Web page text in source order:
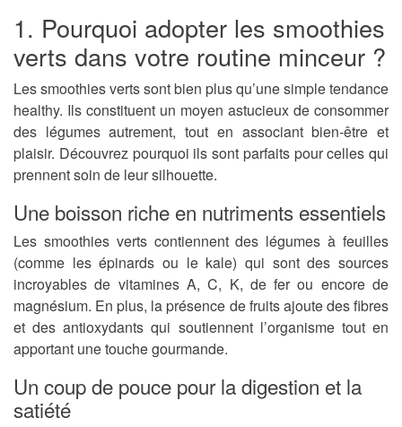
1. Pourquoi adopter les smoothies
verts dans votre routine minceur ?
Les smoothies verts sont bien plus qu’une simple tendance
healthy. Ils constituent un moyen astucieux de consommer
des légumes autrement, tout en associant bien-être et
plaisir. Découvrez pourquoi ils sont parfaits pour celles qui
prennent soin de leur silhouette.
Une boisson riche en nutriments essentiels
Les smoothies verts contiennent des légumes à feuilles
(comme les épinards ou le kale) qui sont des sources
incroyables de vitamines A, C, K, de fer ou encore de
magnésium. En plus, la présence de fruits ajoute des fibres
et des antioxydants qui soutiennent l’organisme tout en
apportant une touche gourmande.
Un coup de pouce pour la digestion et la
satiété